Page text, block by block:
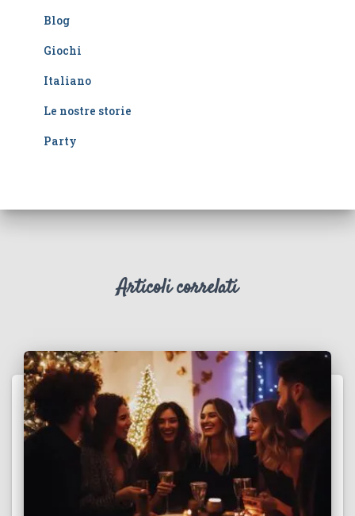
Blog
Giochi
Italiano
Le nostre storie
Party
Articoli correlati